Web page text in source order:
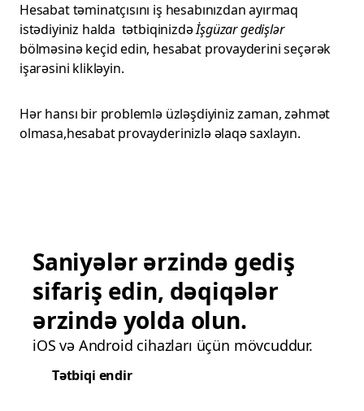
Hesabat təminatçısını iş hesabınızdan ayırmaq
istədiyiniz halda tətbiqinizdəİşgüzar gedişlər
bölməsinə keçid edin, hesabat provayderini seçərək
işarəsini klikləyin.
Hər hansı bir problemlə üzləşdiyiniz zaman, zəhmət
olmasa,hesabat provayderinizlə əlaqə saxlayın.
Saniyələr ərzində gediş
sifariş edin, dəqiqələr
ərzində yolda olun.
iOS və Android cihazları üçün mövcuddur.
Tətbiqi endir